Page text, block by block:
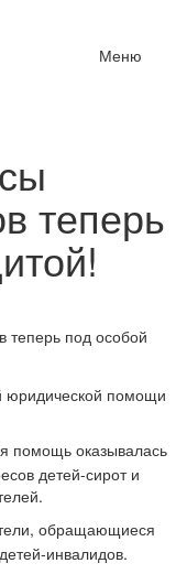
Меню
теперь
теперь под особой
юридической помощи
помощь оказывалась
детей-сирот и
обращающиеся
инвалидов.